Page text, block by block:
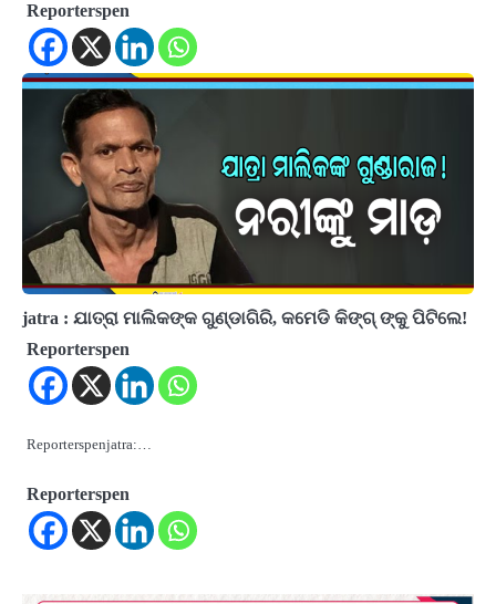
Reporterspen
jatra : ଯାତ୍ରା ମାଲିକଙ୍କ ଗୁଣ୍ଡାଗିରି, କମେଡି କିଙ୍ଗ୍ ଙ୍କୁ ପିଟିଲେ!
Reporterspen
Reporterspenjatra:…
Reporterspen